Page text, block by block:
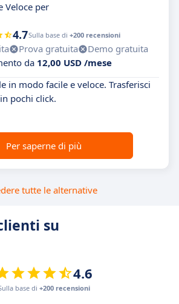
Veloce per
4.7Sulla base di +200 recensioni
Prova gratuita
Demo gratuita
da 12,00 USD /mese
in modo facile e veloce. Trasferisci
pochi click.
Per saperne di più
tutte le alternative
su
4.6
base di +200 recensioni